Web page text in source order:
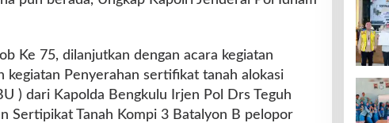
Ke 75, dilanjutkan dengan acara kegiatan
kegiatan Penyerahan sertifikat tanah alokasi
) dari Kapolda Bengkulu Irjen Pol Drs Teguh
Sertipikat Tanah Kompi 3 Batalyon B pelopor